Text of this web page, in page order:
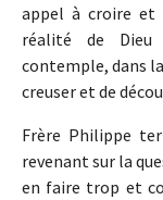
appel à croire et
réalité de Dieu
contemple, dans
creuser et de
Frère Philippe
revenant sur la
en faire trop et